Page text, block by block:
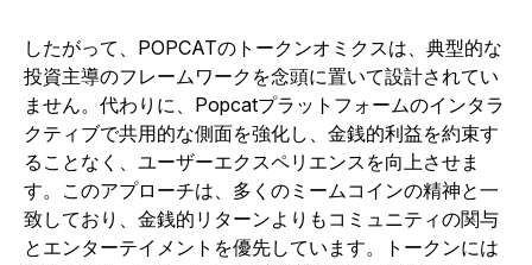
したがって、POPCATのトークンオミクスは、典型的な
投資主導のフレームワークを念頭に置いて設計されてい
ません。代わりに、Popcatプラットフォームのインタラ
クティブで共用的な側面を強化し、金銭的利益を約束す
ることなく、ユーザーエクスペリエンスを向上させま
す。このアプローチは、多くのミームコインの精神と一
致しており、金銭的リターンよりもコミュニティの関与
とエンターテイメントを優先しています。トークンには